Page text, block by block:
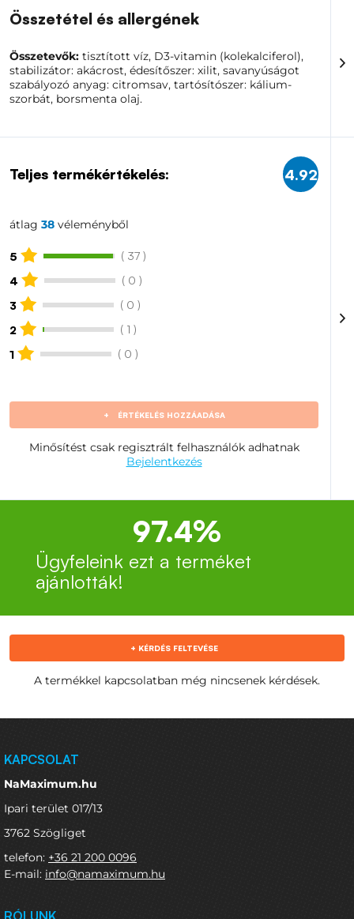
Összetétel és allergének
Összetevők: tisztított víz, D3-vitamin (kolekalciferol),
stabilizátor: akácrost, édesítőszer: xilit, savanyúságot
szabályozó anyag: citromsav, tartósítószer: kálium-
szorbát, borsmenta olaj.
Teljes termékértékelés: 4.92
átlag 38 véleményből
5
( 37 )
4
( 0 )
3
( 0 )
2
( 1 )
1
( 0 )
+ ÉRTÉKELÉS HOZZÁADÁSA
Minősítést csak regisztrált felhasználók adhatnak
Bejelentkezés
97.4%
Ügyfeleink ezt a terméket
ajánlották!
+ KÉRDÉS FELTEVÉSE
A termékkel kapcsolatban még nincsenek kérdések.
KAPCSOLAT
NaMaximum.hu
Ipari terület 017/13
3762 Szögliget
telefon: +36 21 200 0096
E-mail: info@namaximum.hu